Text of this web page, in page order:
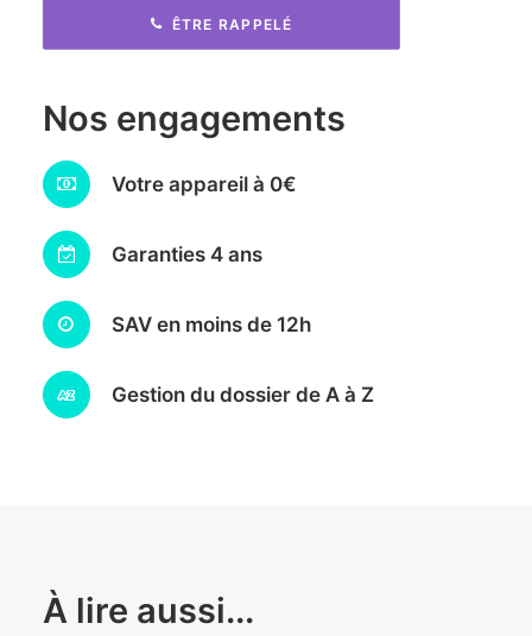
ÊTRE RAPPELÉ
Nos engagements
Votre appareil à 0€
Garanties 4 ans
SAV en moins de 12h
Gestion du dossier de A à Z
À lire aussi...